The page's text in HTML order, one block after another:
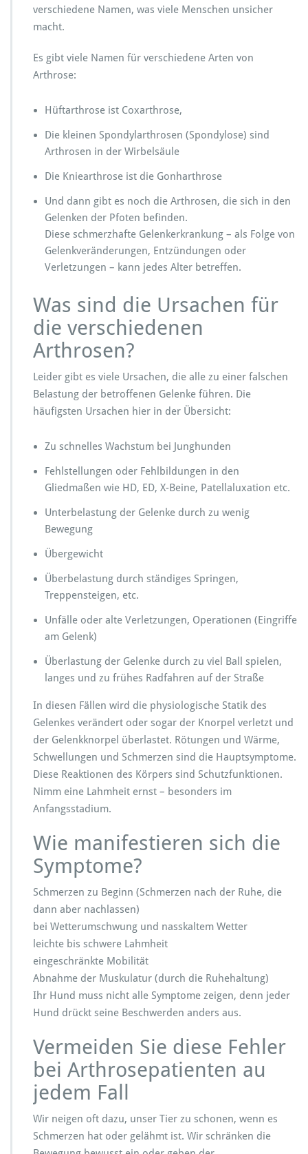
verschiedene Namen, was viele Menschen unsicher
macht.
Es gibt viele Namen für verschiedene Arten von
Arthrose:
Hüftarthrose ist Coxarthrose,
Die kleinen Spondylarthrosen (Spondylose) sind
Arthrosen in der Wirbelsäule
Die Kniearthrose ist die Gonharthrose
Und dann gibt es noch die Arthrosen, die sich in den
Gelenken der Pfoten befinden.
Diese schmerzhafte Gelenkerkrankung – als Folge von
Gelenkveränderungen, Entzündungen oder
Verletzungen – kann jedes Alter betreffen.
Was sind die Ursachen für
die verschiedenen
Arthrosen?
Leider gibt es viele Ursachen, die alle zu einer falschen
Belastung der betroffenen Gelenke führen. Die
häufigsten Ursachen hier in der Übersicht:
Zu schnelles Wachstum bei Junghunden
Fehlstellungen oder Fehlbildungen in den
Gliedmaßen wie HD, ED, X-Beine, Patellaluxation etc.
Unterbelastung der Gelenke durch zu wenig
Bewegung
Übergewicht
Überbelastung durch ständiges Springen,
Treppensteigen, etc.
Unfälle oder alte Verletzungen, Operationen (Eingriffe
am Gelenk)
Überlastung der Gelenke durch zu viel Ball spielen,
langes und zu frühes Radfahren auf der Straße
In diesen Fällen wird die physiologische Statik des
Gelenkes verändert oder sogar der Knorpel verletzt und
der Gelenkknorpel überlastet. Rötungen und Wärme,
Schwellungen und Schmerzen sind die Hauptsymptome.
Diese Reaktionen des Körpers sind Schutzfunktionen.
Nimm eine Lahmheit ernst – besonders im
Anfangsstadium.
Wie manifestieren sich die
Symptome?
Schmerzen zu Beginn (Schmerzen nach der Ruhe, die
dann aber nachlassen)
bei Wetterumschwung und nasskaltem Wetter
leichte bis schwere Lahmheit
eingeschränkte Mobilität
Abnahme der Muskulatur (durch die Ruhehaltung)
Ihr Hund muss nicht alle Symptome zeigen, denn jeder
Hund drückt seine Beschwerden anders aus.
Vermeiden Sie diese Fehler
bei Arthrosepatienten au
jedem Fall
Wir neigen oft dazu, unser Tier zu schonen, wenn es
Schmerzen hat oder gelähmt ist. Wir schränken die